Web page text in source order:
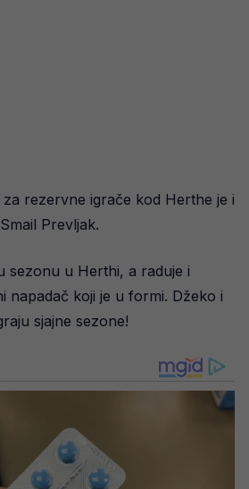
rezervne igrače kod Herthe je i
Prevljak.
sezonu u Herthi, a raduje i
napadač koji je u formi. Džeko i
sjajne sezone!